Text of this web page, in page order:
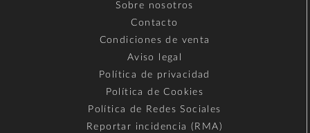
Sobre nosotros
Contacto
Condiciones de venta
Aviso legal
Política de privacidad
Política de Cookies
Política de Redes Sociales
Reportar incidencia (RMA)